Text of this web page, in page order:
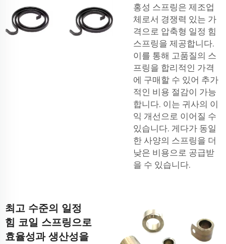
홍성 스프링은 제조업
체로서 경쟁력 있는 가
격으로 압축형 일정 힘
스프링을 제공합니다.
이를 통해 고품질의 스
프링을 합리적인 가격
에 구매할 수 있어 추가
적인 비용 절감이 가능
합니다. 이는 귀사의 이
익 개선으로 이어질 수
있습니다. 게다가 동일
한 사양의 스프링을 더
낮은 비용으로 공급받
을 수 있습니다.
최고 수준의 일정
힘 코일 스프링으로
효율성과 생산성을